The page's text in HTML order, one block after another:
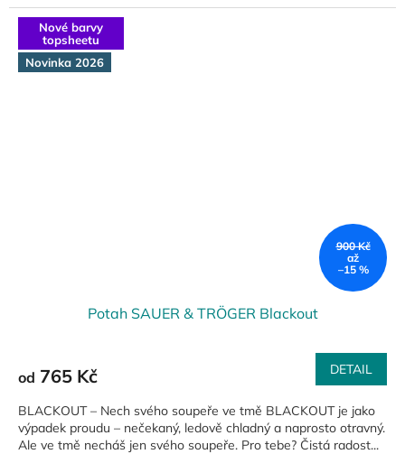
Nové barvy
topsheetu
Novinka 2026
900 Kč
až
–15 %
Potah SAUER & TRÖGER Blackout
od 765 Kč DETAIL
BLACKOUT – Nech svého soupeře ve tmě BLACKOUT je jako
výpadek proudu – nečekaný, ledově chladný a naprosto otravný.
Ale ve tmě necháš jen svého soupeře. Pro tebe? Čistá radost...